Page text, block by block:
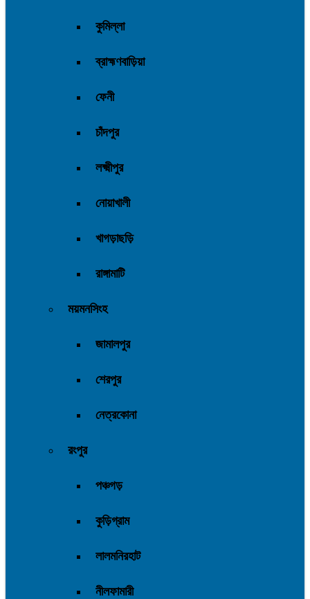
কুমিল্লা
ব্রাহ্মণবাড়িয়া
ফেনী
চাঁদপুর
লক্ষ্মীপুর
নোয়াখালী
খাগড়াছড়ি
রাঙ্গামাটি
ময়মনসিংহ
জামালপুর
শেরপুর
নেত্রকোনা
রংপুর
পঞ্চগড়
কুড়িগ্রাম
লালমনিরহাট
নীলফামারী